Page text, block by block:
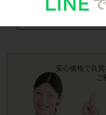
安心価格で良
ご